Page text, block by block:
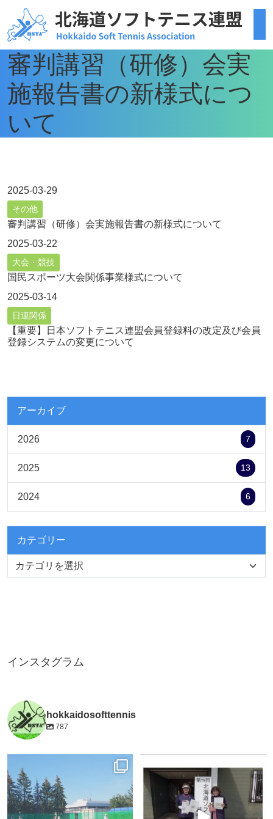
審判講習（研修）会実
施報告書の新様式につ
いて
2025-03-29
その他
審判講習（研修）会実施報告書の新様式について
2025-03-22
大会・競技
国民スポーツ大会関係事業様式について
2025-03-14
日連関係
【重要】日本ソフトテニス連盟会員登録料の改定及び会員
登録システムの変更について
アーカイブ
2026 7
2025 13
2024 6
カテゴリー
インスタグラム
hokkaidosofttennis
787
8月4日より札幌市平岸庭球場にて日本
356 0
ーツ公園テニスコートで開催されまし
た『第７8回北海道ソフトテニ
...
7月 14
37 0